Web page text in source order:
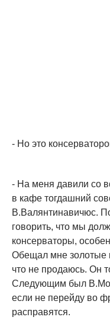
- Но это
- На меня давили со
в кафе тогдашний
В.Валянтинавичюс.
говорить, что мы
консерваторы,
Обещал мне золотые
что не продаюсь. Он
Следующим был
если не перейду во
расправятся.